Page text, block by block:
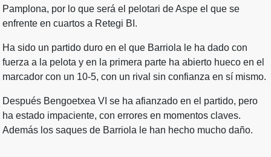
Pamplona, por lo que será el pelotari de Aspe el que se
enfrente en cuartos a Retegi BI.
Ha sido un partido duro en el que Barriola le ha dado con
fuerza a la pelota y en la primera parte ha abierto hueco en el
marcador con un 10-5, con un rival sin confianza en sí mismo.
Después Bengoetxea VI se ha afianzado en el partido, pero
ha estado impaciente, con errores en momentos claves.
Además los saques de Barriola le han hecho mucho daño.